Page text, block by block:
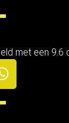
met een 9.6